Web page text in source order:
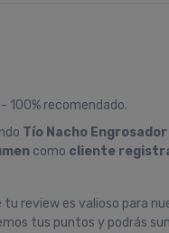
100% recomendado.
Tí­o Nacho
como cliente
tu review es valioso para
tus puntos y podrás